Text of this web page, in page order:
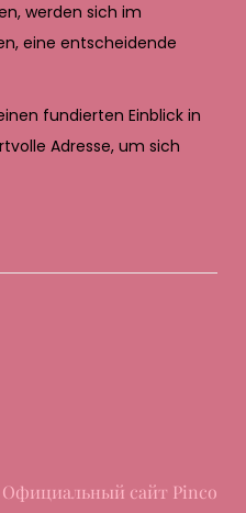
werden sich im
eine entscheidende
fundierten Einblick in
Adresse, um sich
сайт Pinco